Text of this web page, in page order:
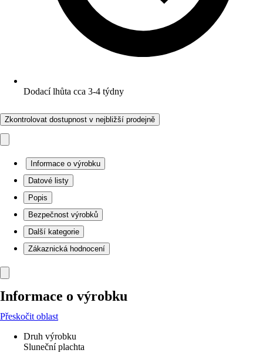
Dodací lhůta cca 3-4 týdny
Zkontrolovat dostupnost v nejbližší prodejně
Informace o výrobku
Datové listy
Popis
Bezpečnost výrobků
Další kategorie
Zákaznická hodnocení
Informace o výrobku
Přeskočit oblast
Druh výrobku
Sluneční plachta